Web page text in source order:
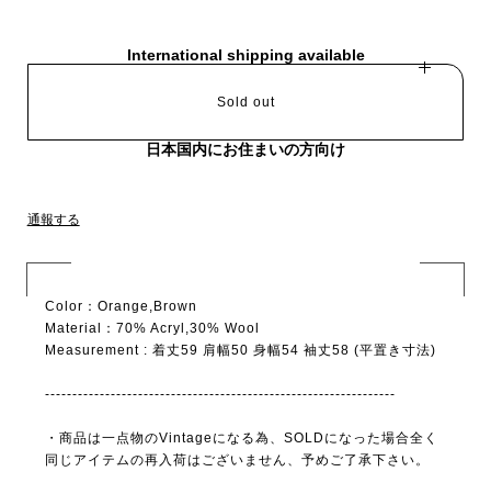
International shipping available
Sold out
日本国内にお住まいの方向け
通報する
Color：Orange,Brown
Material：70% Acryl,30% Wool
Measurement : 着丈59 肩幅50 身幅54 袖丈58 (平置き寸法)
----------------------------------------------------------------
・商品は一点物のVintageになる為、SOLDになった場合全く
同じアイテムの再入荷はございません、予めご了承下さい。